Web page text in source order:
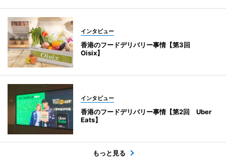
インタビュー
香港のフードデリバリー事情【第3回
Oisix】
インタビュー
香港のフードデリバリー事情【第2回 Uber
Eats】
もっと見る